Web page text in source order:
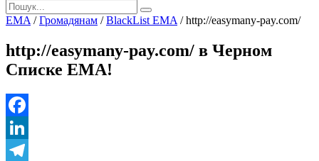
EMA /Громадянам /BlackList EMA /http://easymany-pay.com/
http://easymany-pay.com/ в Черном
Списке ЕМА!
Facebook
LinkedIn